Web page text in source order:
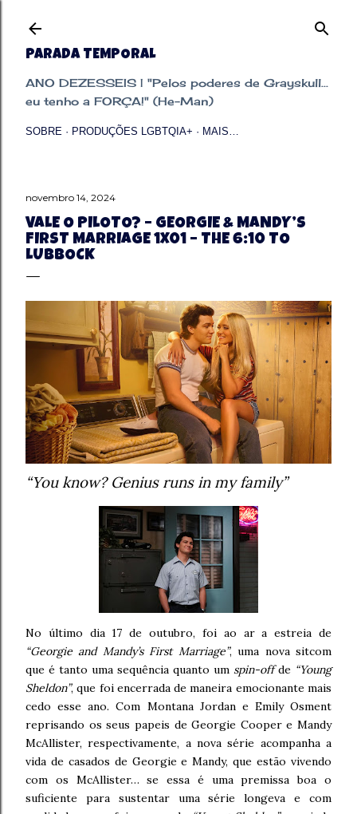
PARADA TEMPORAL
ANO DEZESSEIS | "Pelos poderes de Grayskull...
eu tenho a FORÇA!" (He-Man)
SOBRE PRODUÇÕES LGBTQIA+ MAIS…
novembro 14, 2024
VALE O PILOTO? – GEORGIE & MANDY’S
FIRST MARRIAGE 1X01 – THE 6:10 TO
LUBBOCK
“You know? Genius runs in my family”
No último dia 17 de outubro, foi ao ar a estreia de
“Georgie and Mandy’s First Marriage”, uma nova sitcom
que é tanto uma sequência quanto um spin-offde “Young
Sheldon”, que foi encerrada de maneira emocionante mais
cedo esse ano. Com Montana Jordan e Emily Osment
reprisando os seus papeis de Georgie Cooper e Mandy
McAllister, respectivamente, a nova série acompanha a
vida de casados de Georgie e Mandy, que estão vivendo
com os McAllister… se essa é uma premissa boa o
suficiente para sustentar uma série longeva e com